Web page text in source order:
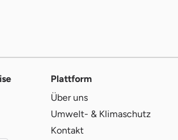
99326 Stadtilm
Eisenberg BWV GmbH
07607 Eisenberg
Plattform
Über uns
Umwelt- & Klimaschutz
Kontakt